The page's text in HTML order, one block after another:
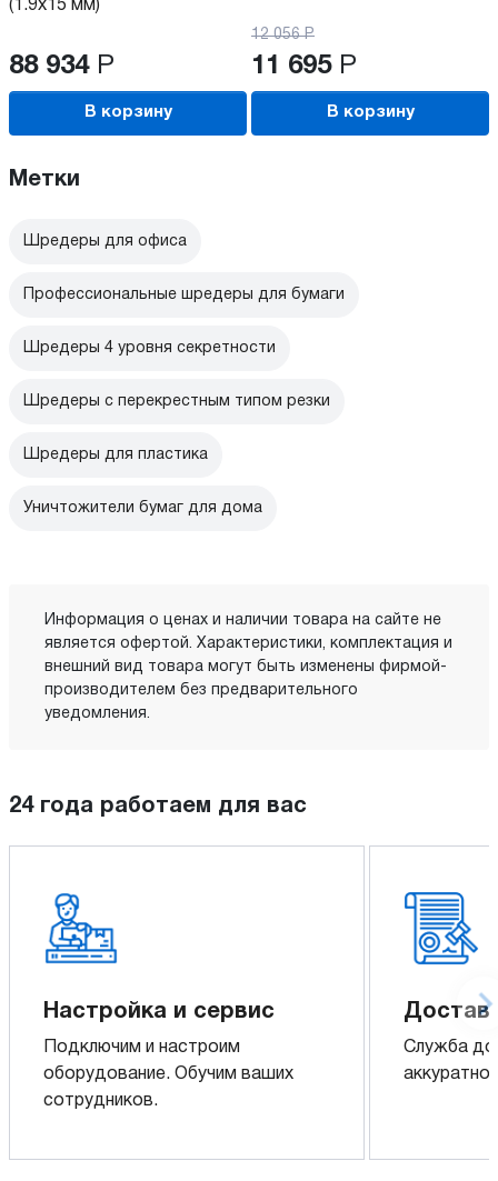
(1.9x15 мм)
88 934 Р
В корзину
12 056 Р
11 695 Р
В корзину
Метки
Шредеры для офиса
Профессиональные шредеры для бумаги
Шредеры 4 уровня секретности
Шредеры с перекрестным типом резки
Шредеры для пластика
Уничтожители бумаг для дома
Информация о ценах и наличии товара на сайте не
является офертой. Характеристики, комплектация и
внешний вид товара могут быть изменены фирмой-
производителем без предварительного
уведомления.
24 года работаем для вас
Настройка и сервис
Подключим и настроим
оборудование. Обучим ваших
сотрудников.
Служба
аккуратно